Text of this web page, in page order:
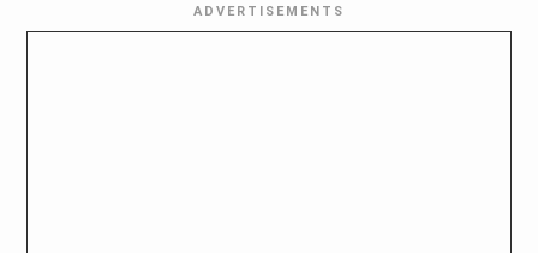
ADVERTISEMENTS